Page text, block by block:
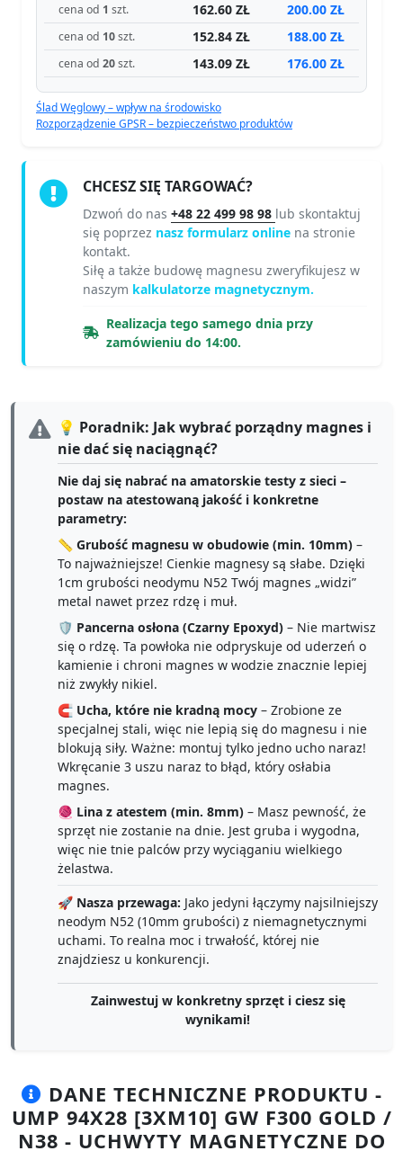
cena od 1 szt. 162.60 ZŁ 200.00 ZŁ
cena od 10szt. 152.84 ZŁ 188.00 ZŁ
cena od 20szt. 143.09 ZŁ 176.00 ZŁ
Ślad Węglowy – wpływ na środowisko
Rozporządzenie GPSR – bezpieczeństwo produktów
CHCESZ SIĘ TARGOWAĆ?
Dzwoń do nas +48 22 499 98 98 lub skontaktuj
się poprzez nasz formularz online na stronie
kontakt.
Siłę a także budowę magnesu zweryfikujesz w
naszym kalkulatorze magnetycznym.
Realizacja tego samego dnia przy
zamówieniu do 14:00.
💡 Poradnik: Jak wybrać porządny magnes i
nie dać się naciągnąć?
Nie daj się nabrać na amatorskie testy z sieci –
postaw na atestowaną jakość i konkretne
parametry:
📏 Grubość magnesu w obudowie (min. 10mm) –
To najważniejsze! Cienkie magnesy są słabe. Dzięki
1cm grubości neodymu N52 Twój magnes „widzi”
metal nawet przez rdzę i muł.
🛡️ Pancerna osłona (Czarny Epoxyd) – Nie martwisz
się o rdzę. Ta powłoka nie odpryskuje od uderzeń o
kamienie i chroni magnes w wodzie znacznie lepiej
niż zwykły nikiel.
🧲 Ucha, które nie kradną mocy – Zrobione ze
specjalnej stali, więc nie lepią się do magnesu i nie
blokują siły. Ważne: montuj tylko jedno ucho naraz!
Wkręcanie 3 uszu naraz to błąd, który osłabia
magnes.
🧶 Lina z atestem (min. 8mm) – Masz pewność, że
sprzęt nie zostanie na dnie. Jest gruba i wygodna,
więc nie tnie palców przy wyciąganiu wielkiego
żelastwa.
🚀 Nasza przewaga: Jako jedyni łączymy najsilniejszy
neodym N52 (10mm grubości) z niemagnetycznymi
uchami. To realna moc i trwałość, której nie
znajdziesz u konkurencji.
Zainwestuj w konkretny sprzęt i ciesz się
wynikami!
DANE TECHNICZNE PRODUKTU -
UMP 94X28 [3XM10] GW F300 GOLD /
N38 - UCHWYTY MAGNETYCZNE DO